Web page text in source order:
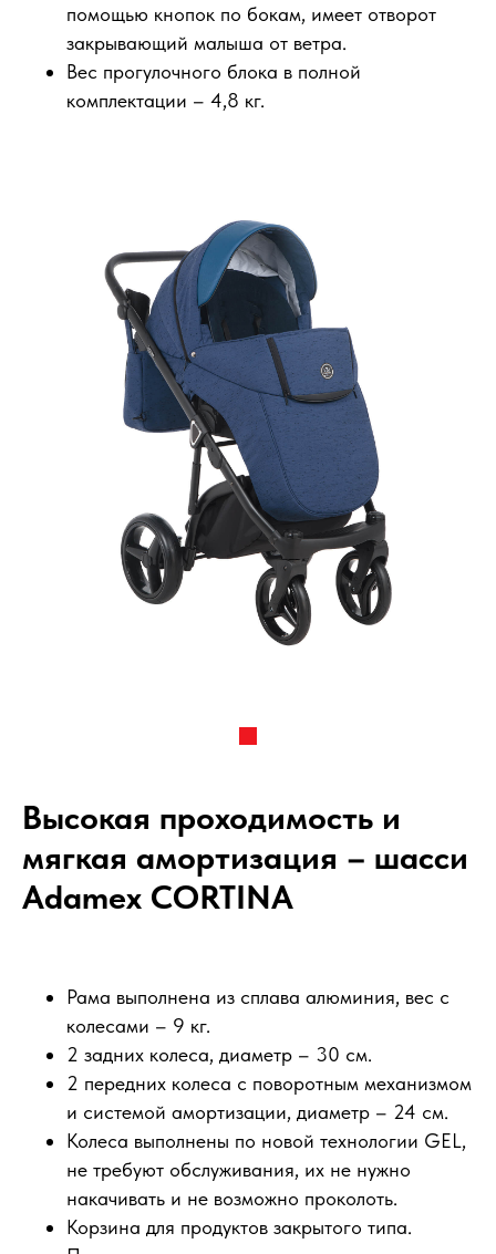
помощью кнопок по бокам, имеет отворот
закрывающий малыша от ветра.
Вес прогулочного блока в полной
комплектации – 4,8 кг.
Высокая проходимость и
мягкая амортизация – шасси
Adamex CORTINA
Рама выполнена из сплава алюминия, вес с
колесами – 9 кг.
2 задних колеса, диаметр – 30 см.
2 передних колеса с поворотным механизмом
и системой амортизации, диаметр – 24 см.
Колеса выполнены по новой технологии GEL,
не требуют обслуживания, их не нужно
накачивать и не возможно проколоть.
Корзина для продуктов закрытого типа.